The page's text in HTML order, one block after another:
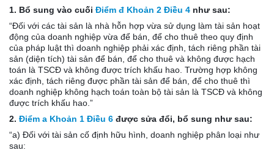
1. Bổ sung vào cuối Điểm đ Khoản 2 Điều 4 như sau:
“Đối với các tài sản là nhà hỗn hợp vừa sử dụng làm tài sản hoạt
động của doanh nghiệp vừa để bán, để cho thuê theo quy định
của pháp luật thì doanh nghiệp phải xác định, tách riêng phần tài
sản (diện tích) tài sản để bán, để cho thuê và không được hạch
toán là TSCĐ và không được trích khấu hao. Trường hợp không
xác định, tách riêng được phần tài sản để bán, để cho thuê thì
doanh nghiệp không hạch toán toàn bộ tài sản là TSCĐ và không
được trích khấu hao.”
2. Điểm a Khoản 1 Điều 6 được sửa đổi, bổ sung như sau:
“a) Đối với tài sản cố định hữu hình, doanh nghiệp phân loại như
sau: